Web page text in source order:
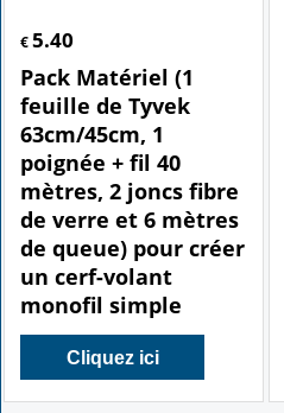
€ 5.40
Pack Matériel (1
feuille de Tyvek
63cm/45cm, 1
poignée + fil 40
mètres, 2 joncs fibre
de verre et 6 mètres
de queue) pour créer
un cerf-volant
monofil simple
Cliquez ici